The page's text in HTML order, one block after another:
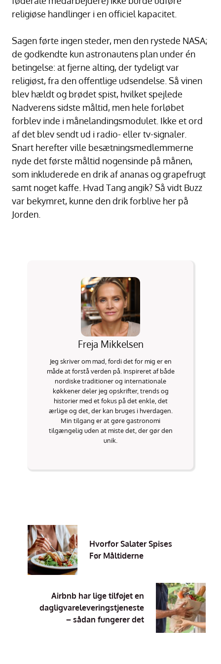
religiøse handlinger i en officiel kapacitet.
Sagen førte ingen steder, men den rystede NASA;
de godkendte kun astronautens plan under én
betingelse: at fjerne alting, der tydeligt var
religiøst, fra den offentlige udsendelse. Så vinen
blev hældt og brødet spist, hvilket spejlede
Nadverens sidste måltid, men hele forløbet
forblev inde i månelandingsmodulet. Ikke et ord
af det blev sendt ud i radio- eller tv-signaler.
Snart herefter ville besætningsmedlemmerne
nyde det første måltid nogensinde på månen,
som inkluderede en drik af ananas og grapefrugt
samt noget kaffe. Hvad Tang angik? Så vidt Buzz
var bekymret, kunne den drik forblive her på
Jorden.
Freja Mikkelsen
Jeg skriver om mad, fordi det for mig er en
måde at forstå verden på. Inspireret af både
nordiske traditioner og internationale
køkkener deler jeg opskrifter, trends og
historier med et fokus på det enkle, det
ærlige og det, der kan bruges i hverdagen.
Min tilgang er at gøre gastronomi
tilgængelig uden at miste det, der gør den
unik.
Hvorfor Salater Spises
Før Måltiderne
Airbnb har lige tilføjet en
dagligvareleveringstjeneste
– sådan fungerer det